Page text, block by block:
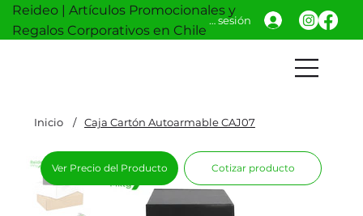
Reideo | Artículos Promocionales y
Regalos Corporativos en Chile
Iniciar sesión
Inicio / Caja Cartón Autoarmable CAJ07
Ver Precio del Producto Cotizar producto